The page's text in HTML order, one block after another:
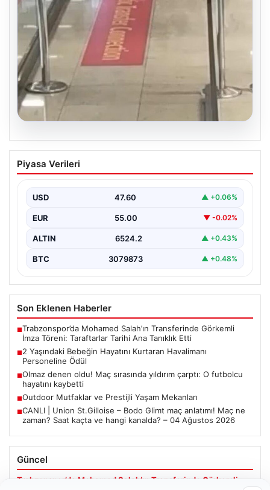
2 Yaşındaki Bebeğin Hayatını Kurtaran
Havalimanı Personeline Ödül
bir olayda, 2 yaşındaki Liam isimli bir çocuğun…
Piyasa Verileri
USD 47.60 ▲ +0.06%
EUR 55.00 ▼ -0.02%
ALTIN 6524.2 ▲ +0.43%
BTC 3079873 ▲ +0.48%
Son Eklenen Haberler
■Trabzonspor’da Mohamed Salah’ın Transferinde Görkemli
İmza Töreni: Taraftarlar Tarihi Ana Tanıklık Etti
■2 Yaşındaki Bebeğin Hayatını Kurtaran Havalimanı
Personeline Ödül
■Olmaz denen oldu! Maç sırasında yıldırım çarptı: O futbolcu
hayatını kaybetti
■Outdoor Mutfaklar ve Prestijli Yaşam Mekanları
■CANLI | Union St.Gilloise – Bodo Glimt maç anlatımı! Maç ne
zaman? Saat kaçta ve hangi kanalda? – 04 Ağustos 2026
Güncel
Trabzonspor’da Mohamed Salah’ın Transferinde Görkemli